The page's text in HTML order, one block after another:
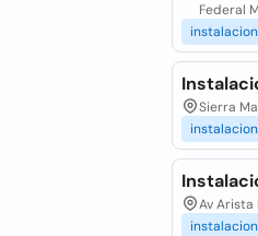
Federal
Sierra
Av Arista